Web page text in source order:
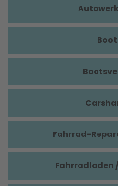
Fahrrad-
Fahrradladen